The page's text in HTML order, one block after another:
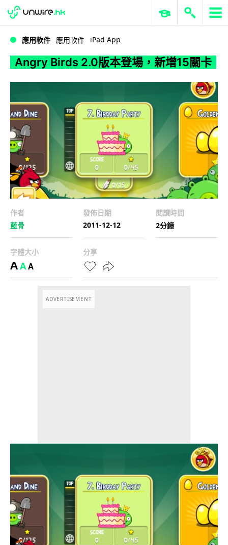
Angry Birds 2.0版本登場，新增15關卡
WWDC 2026 ERP 與商業 AI
應用軟件 應用軟件 iPad App
Angry Birds 2.0版本登場，新增15關卡
作者
藍骨
發佈日期
2011-12-12
閱讀時間
2分鐘
字體大小
AAA
分享
ADVERTISEMENT